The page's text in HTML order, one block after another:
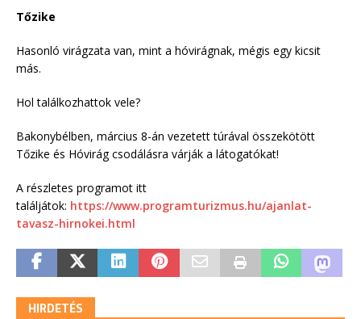
Tőzike
Hasonló virágzata van, mint a hóvirágnak, mégis egy kicsit
más.
Hol találkozhattok vele?
Bakonybélben, március 8-án vezetett túrával összekötött
Tőzike és Hóvirág csodálásra várják a látogatókat!
A részletes programot itt
találjátok: https://www.programturizmus.hu/ajanlat-
tavasz-hirnokei.html
HIRDETÉS